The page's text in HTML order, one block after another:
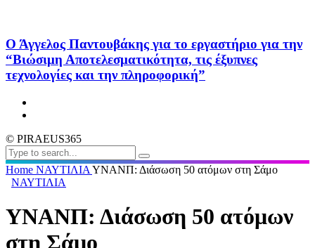
Ο Άγγελος Παντουβάκης για το εργαστήριο για την
“Βιώσιμη Αποτελεσματικότητα, τις έξυπνες
τεχνολογίες και την πληροφορική”
© PIRAEUS365
Home ΝΑΥΤΙΛΙΑ ΥΝΑΝΠ: Διάσωση 50 ατόμων στη Σάμο
ΝΑΥΤΙΛΙΑ
ΥΝΑΝΠ: Διάσωση 50 ατόμων
στη Σάμο